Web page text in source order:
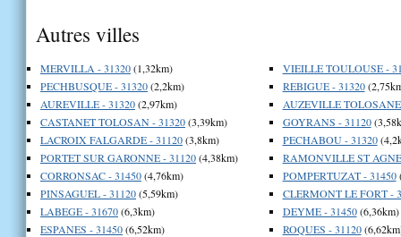
Autres villes
MERVILLA - 31320(1,32km)
PECHBUSQUE - 31320(2,2km)
AUREVILLE - 31320(2,97km)
CASTANET TOLOSAN - 31320(3,39km)
LACROIX FALGARDE - 31120(3,8km)
PORTET SUR GARONNE - 31120(4,38km)
CORRONSAC - 31450(4,76km)
PINSAGUEL - 31120(5,59km)
LABEGE - 31670(6,3km)
ESPANES - 31450(6,52km)
VIEILLE TOULOUSE -
REBIGUE - 31320
AUZEVILLE
GOYRANS - 31120
PECHABOU - 31320
RAMONVILLE ST
POMPERTUZAT - 31450
CLERMONT LE FORT -
DEYME - 31450(6,36km)
ROQUES - 31120